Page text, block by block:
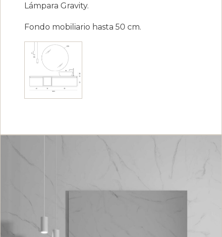
Lámpara Gravity.
Fondo mobiliario hasta 50 cm.